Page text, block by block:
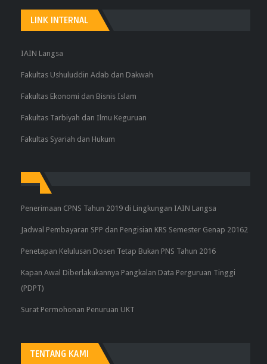
LINK INTERNAL
IAIN Langsa
Fakultas Ushuluddin Adab dan Dakwah
Fakultas Ekonomi dan Bisnis Islam
Fakultas Tarbiyah dan Ilmu Keguruan
Fakultas Syariah dan Hukum
Penerimaan CPNS Tahun 2019 di Lingkungan IAIN Langsa
Jadwal Pembayaran SPP dan Pengisian KRS Semester Genap 20162
Penetapan Kelulusan Dosen Tetap Bukan PNS Tahun 2016
Kapan Awal Diberlakukannya Pangkalan Data Perguruan Tinggi
(PDPT)
Surat Permohonan Penuruan UKT
TENTANG KAMI